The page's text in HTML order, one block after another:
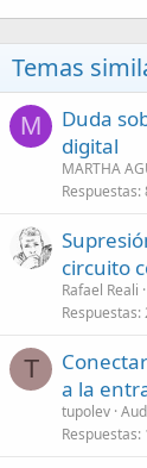
Temas
M
Duda
digital
MARTHA
Respuestas
circuito
Rafael Reali
Respuestas
T
a la
tupolev
Respuestas